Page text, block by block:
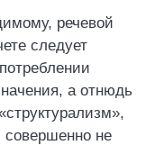
речевой
следует
а отнюдь
совершенно не